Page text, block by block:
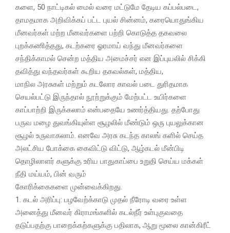
களை, 50 நாட்டிகல்‌ மைல்‌ வரை மட்டுமே தேடிய கப்பல்படை,
தாமதமாக அறிவிக்கப் பட்ட புயல்‌ சின்னம்‌, கரையொதுங்கிய
மீனவர்கள்‌ மற்ற மீனவர்களை பற்றி கொடுத்த தகவலை
புறக்கணித்தது, கடற்கரை ஓரமாய்‌ வந்து மீனவர்களை
சந்திக்காமல்‌ சென்ற மத்திய அமைச்சர்‌ என இப்புயலில்‌ சிக்கி
தவித்து வந்தவர்கள்‌ கூறிய தகவல்கள்‌, மத்திய,
மாநில அரசுகள்‌ மற்றும்‌ கடலோர காவல் படை துரிதமாக
செயல்பட்டு இருந்தால்‌ நூற்றுக்கும்‌ மேற்பட்ட உயிர்களை
காப்பாற்றி இருக்கலாம்‌ என்பதையே உணர்த்தியது. தற்போது
பருவ மழை துவங்கியுள்ள சூழலில்‌ மீண்டும்‌ ஒரு புயலுக்கான
சூழல்‌ உருவாகலாம்‌. எனவே அரசு கடந்த காலங் களில்‌ செய்த
அலட்சிய போக்கை கைவிட்டு விட்டு, ஆழ்கடல் மீன்பிடி
தொழிலாளர் களுக்கு உரிய பாதுகாப்பை உறுதி செய்ய மக்கள்‌
நீதி மய்யம்‌, பின்‌ வரும்‌
கோரிக்கைகளை முன்வைக்கிறது.
1. கடல்‌ அரிப்பு: பழவேற்க்காடு முதல்‌ நீரோடி வரை உள்ள
அனைத்து மீனவர்‌ கிராமங்களில்‌ கடல்நீர்‌ உள்புகுவதை
தடுப்பதற்கு பாறைக்கற்களுக்கு பதிலாக, ஆறு மூலை கான்கிரீட்‌